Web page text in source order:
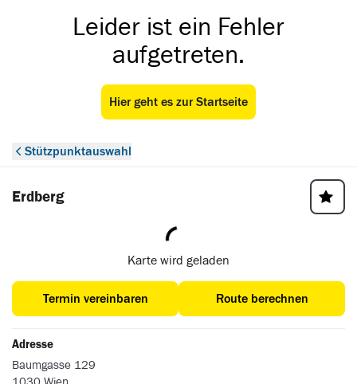
Leider ist ein Fehler
aufgetreten.
Hier geht es zur Startseite